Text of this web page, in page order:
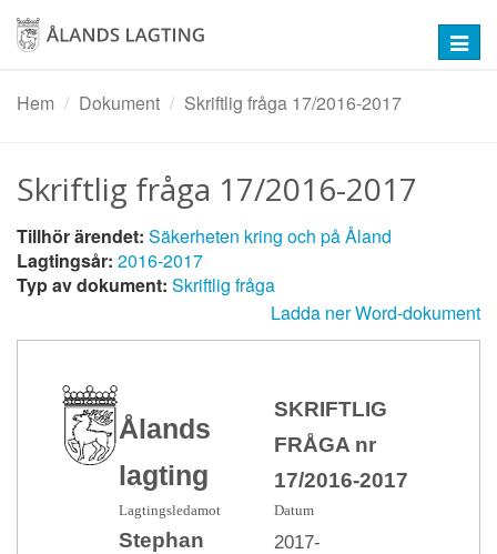
Hoppa
huvudinnehåll
Hem
Dokument Skriftlig fråga 17/2016-2017
Skriftlig fråga 17/2016-2017
Tillhör ärendet: Säkerheten kring och på Åland
Lagtingsår: 2016-2017
Typ av dokument: Skriftlig fråga
Ladda ner Word-dokument
Ålands
lagting
SKRIFTLIG
FRÅGA nr
17/2016-2017
Lagtingsledamot Datum
Stephan
2017-